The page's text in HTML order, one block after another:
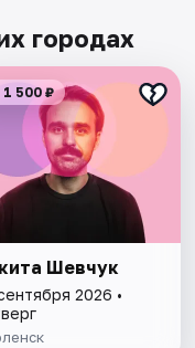
городах
1 500 ₽
Шевчук
2026 •